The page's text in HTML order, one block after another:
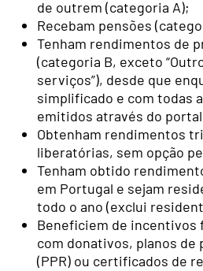
de outrem (categoria A);
Recebam pensões
Tenham rendimentos de
(categoria B, exceto
serviços”), desde que
simplificado e com todas
emitidos através do
Obtenham rendimentos
liberatórias, sem opção
Tenham obtido
em Portugal e sejam
todo o ano (exclui
Beneficiem de incentivos
com donativos, planos de
(PPR) ou certificados de